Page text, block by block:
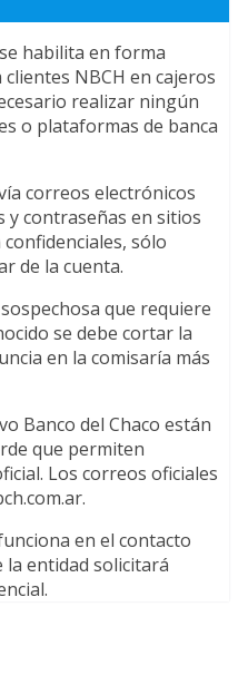
habilita en forma
NBCH en cajeros
realizar ningún
o plataformas de banca
correos electrónicos
y contraseñas en sitios
sólo
de la cuenta.
que requiere
se debe cortar la
en la comisaría más
Banco del Chaco están
que permiten
Los correos oficiales
en el contacto
la entidad solicitará